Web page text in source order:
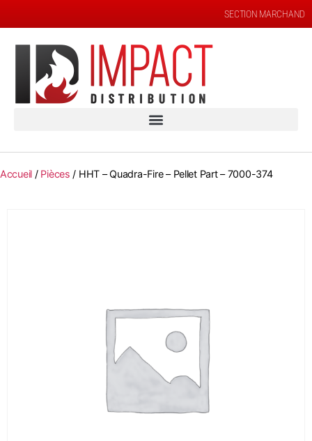
SECTION MARCHAND
Accueil / Pièces / HHT – Quadra-Fire – Pellet Part – 7000-374